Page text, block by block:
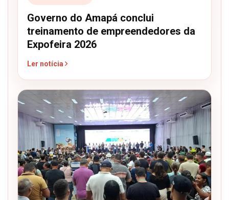
Governo do Amapá conclui
treinamento de empreendedores da
Expofeira 2026
Ler notícia